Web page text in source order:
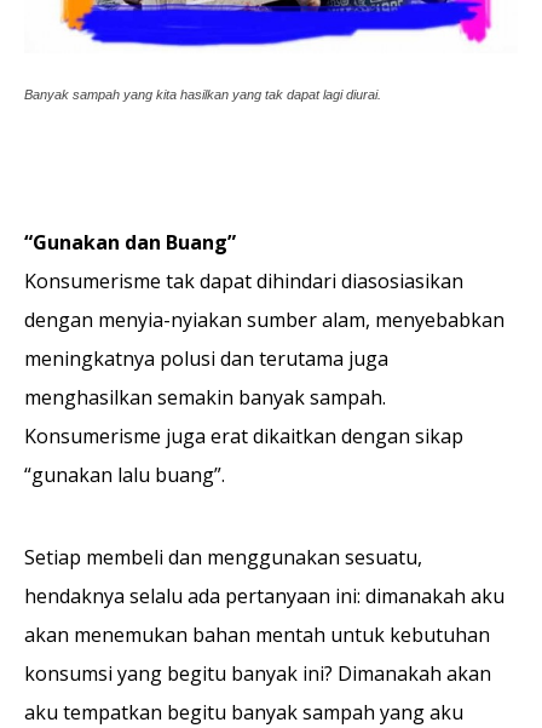
Banyak sampah yang kita hasilkan yang tak dapat lagi diurai.
“Gunakan dan Buang”
Konsumerisme tak dapat dihindari diasosiasikan
dengan menyia-nyiakan sumber alam, menyebabkan
meningkatnya polusi dan terutama juga
menghasilkan semakin banyak sampah.
Konsumerisme juga erat dikaitkan dengan sikap
“gunakan lalu buang”.
Setiap membeli dan menggunakan sesuatu,
hendaknya selalu ada pertanyaan ini: dimanakah aku
akan menemukan bahan mentah untuk kebutuhan
konsumsi yang begitu banyak ini? Dimanakah akan
aku tempatkan begitu banyak sampah yang aku